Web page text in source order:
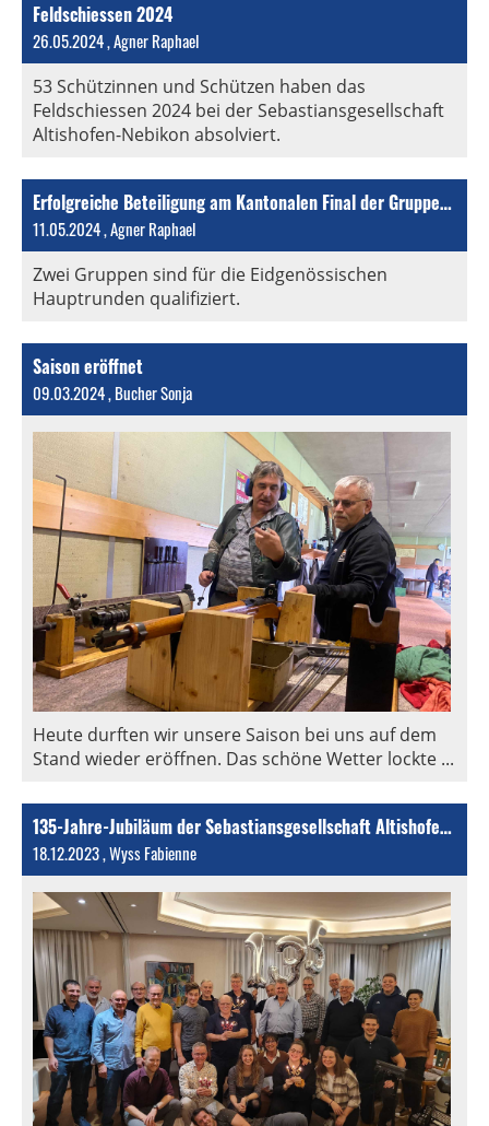
Feldschiessen 2024
26.05.2024, Agner Raphael
53 Schützinnen und Schützen haben das
Feldschiessen 2024 bei der Sebastiansgesellschaft
Altishofen-Nebikon absolviert.
Erfolgreiche Beteiligung am Kantonalen Final der Gruppenmeisterschaft
11.05.2024, Agner Raphael
Zwei Gruppen sind für die Eidgenössischen
Hauptrunden qualifiziert.
Saison eröffnet
09.03.2024, Bucher Sonja
Heute durften wir unsere Saison bei uns auf dem
Stand wieder eröffnen. Das schöne Wetter lockte ...
135-Jahre-Jubiläum der Sebastiansgesellschaft Altishofen - Nebikon
18.12.2023, Wyss Fabienne